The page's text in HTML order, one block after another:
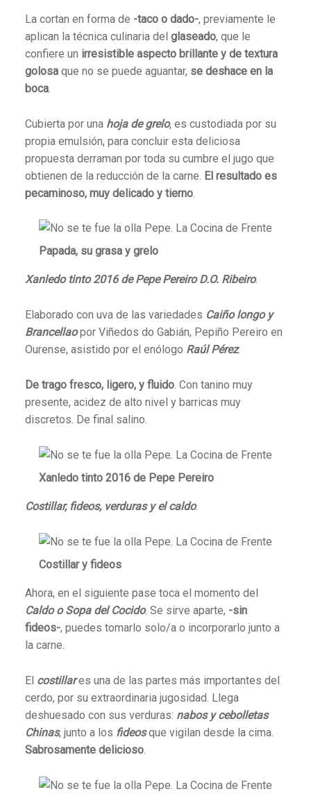
La cortan en forma de -taco o dado-, previamente le
aplican la técnica culinaria del glaseado, que le
confiere un irresistible aspecto brillante y de textura
golosaque no se puede aguantar, se deshace en la
boca.
Cubierta por una hoja de grelo, es custodiada por su
propia emulsión, para concluir esta deliciosa
propuesta derraman por toda su cumbre el jugo que
obtienen de la reducción de la carne. El resultado es
pecaminoso, muy delicado y tierno.
Papada, su grasa y grelo
Xanledo tinto 2016 de Pepe Pereiro D.O. Ribeiro.
Elaborado con uva de las variedades Caiño longo y
Brancellaopor Viñedos do Gabián, Pepiño Pereiro en
Ourense, asistido por el enólogo Raúl Pérez.
De trago fresco, ligero, y fluido. Con tanino muy
presente, acidez de alto nivel y barricas muy
discretos. De final salino.
Xanledo tinto 2016 de Pepe Pereiro
Costillar, fideos, verduras y el caldo.
Costillar y fideos
Ahora, en el siguiente pase toca el momento del
Caldo o Sopa del Cocido. Se sirve aparte, -sin
fideos-, puedes tomarlo solo/a o incorporarlo junto a
la carne.
El costillares una de las partes más importantes del
cerdo, por su extraordinaria jugosidad. Llega
deshuesado con sus verduras: nabos y cebolletas
Chinas, junto a los fideosque vigilan desde la cima.
Sabrosamente delicioso.